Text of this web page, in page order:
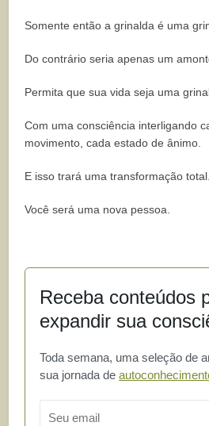
Somente então a grinalda é uma
Do contrário seria apenas um
Permita que sua vida seja uma
Com uma consciência interligando
movimento, cada estado de ânimo.
E isso trará uma transformação total.
Você será uma nova pessoa.
Receba conteúdos
expandir sua
Toda semana, uma seleção de
sua jornada de